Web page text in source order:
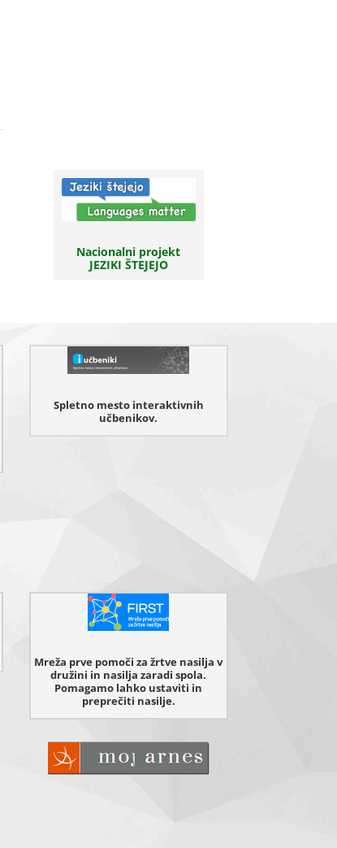
Nacionalni projekt
JEZIKI ŠTEJEJO
Spletno mesto interaktivnih
učbenikov.
Mreža prve pomoči za žrtve nasilja v
družini in nasilja zaradi spola.
Pomagamo lahko ustaviti in
preprečiti nasilje.